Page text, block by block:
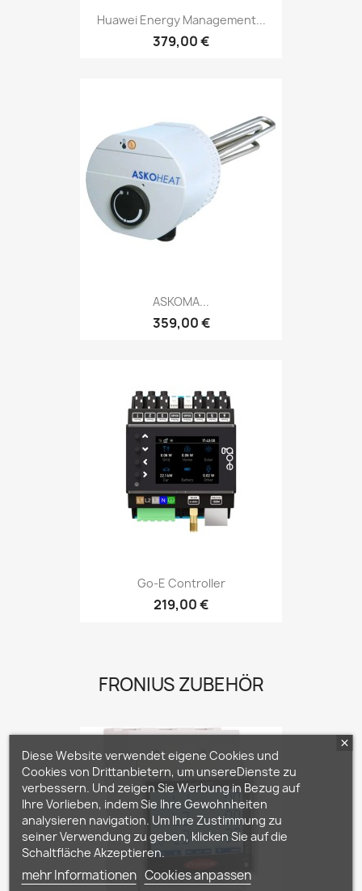
Huawei Energy Management...
379,00 €
ASKOMA...
359,00 €
Go-E Controller
219,00 €
FRONIUS ZUBEHÖR
Diese Website verwendet eigene Cookies und
Cookies von Drittanbietern, um unsereDienste zu
verbessern. Und zeigen Sie Werbung in Bezug auf
Ihre Vorlieben, indem Sie Ihre Gewohnheiten
analysieren navigation. Um Ihre Zustimmung zu
seiner Verwendung zu geben, klicken Sie auf die
Schaltfläche Akzeptieren.
mehr Informationen Cookies anpassen